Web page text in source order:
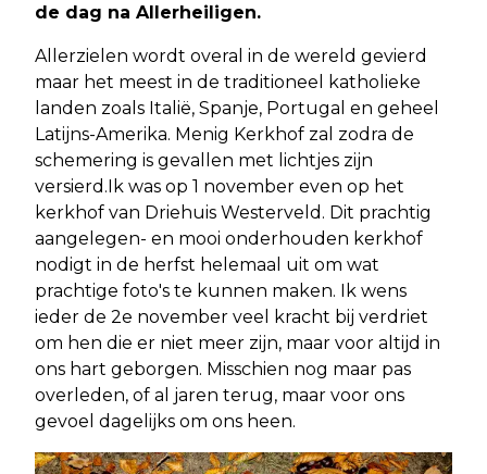
de dag na Allerheiligen.
Allerzielen wordt overal in de wereld gevierd
maar het meest in de traditioneel katholieke
landen zoals Italië, Spanje, Portugal en geheel
Latijns-Amerika. Menig Kerkhof zal zodra de
schemering is gevallen met lichtjes zijn
versierd.Ik was op 1 november even op het
kerkhof van Driehuis Westerveld. Dit prachtig
aangelegen- en mooi onderhouden kerkhof
nodigt in de herfst helemaal uit om wat
prachtige foto's te kunnen maken. Ik wens
ieder de 2e november veel kracht bij verdriet
om hen die er niet meer zijn, maar voor altijd in
ons hart geborgen. Misschien nog maar pas
overleden, of al jaren terug, maar voor ons
gevoel dagelijks om ons heen.